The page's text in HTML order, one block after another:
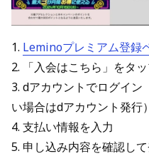
1. Leminoプレミアム登録
2. 「入会はこちら」をタ
3. dアカウントでログイ
い場合はdアカウント発行）
4. 支払い情報を入力
5. 申し込み内容を確認して